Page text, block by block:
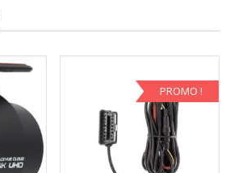
PROMO !